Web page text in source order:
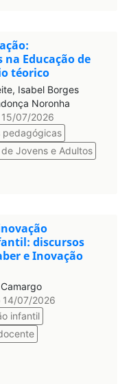
Educação de
téorico
Isabel Borges
Noronha
07/2026
pedagógicas
Jovens e Adultos
discursos
e Inovação
14/07/2026
infantil